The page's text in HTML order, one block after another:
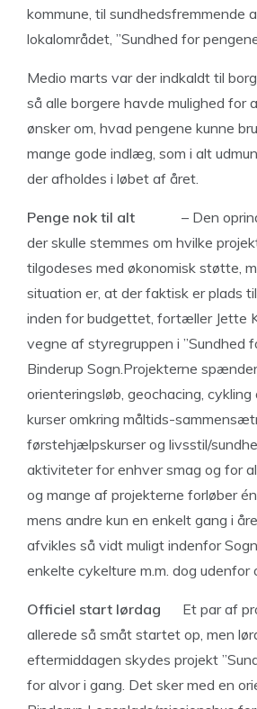
kommune, til sundhedsfremmende
lokalområdet, ”Sundhed for
Medio marts var der indkaldt til
så alle borgere havde mulighed for
ønsker om, hvad pengene kunne
mange gode indlæg, som i alt
der afholdes i løbet af året.
Penge nok til alt – Den
der skulle stemmes om hvilke
tilgodeses med økonomisk støtte,
situation er, at der faktisk er plads
inden for budgettet, fortæller Jette
vegne af styregruppen i ”Sundhed
Binderup Sogn.Projekterne
orienteringsløb, geochacing, cykling
kurser omkring måltids-
førstehjælpskurser og livsstil/
aktiviteter for enhver smag og for
og mange af projekterne forløber
mens andre kun en enkelt gang i
afvikles så vidt muligt indenfor
enkelte cykelture m.m. dog udenfor
Officiel start lørdag Et par af
allerede så småt startet op, men
eftermiddagen skydes projekt
for alvor i gang. Det sker med en